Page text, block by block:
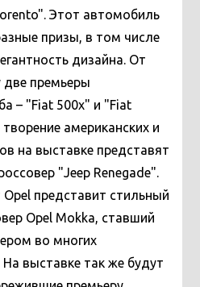
Этот автомобиль
призы, в том числе
дизайна. От
премьеры
– "Fiat 500x" и "Fiat
американских и
на выставке представят
"Jeep Renegade".
представит стильный
Opel Mokka, ставший
во многих
На выставке так же будут